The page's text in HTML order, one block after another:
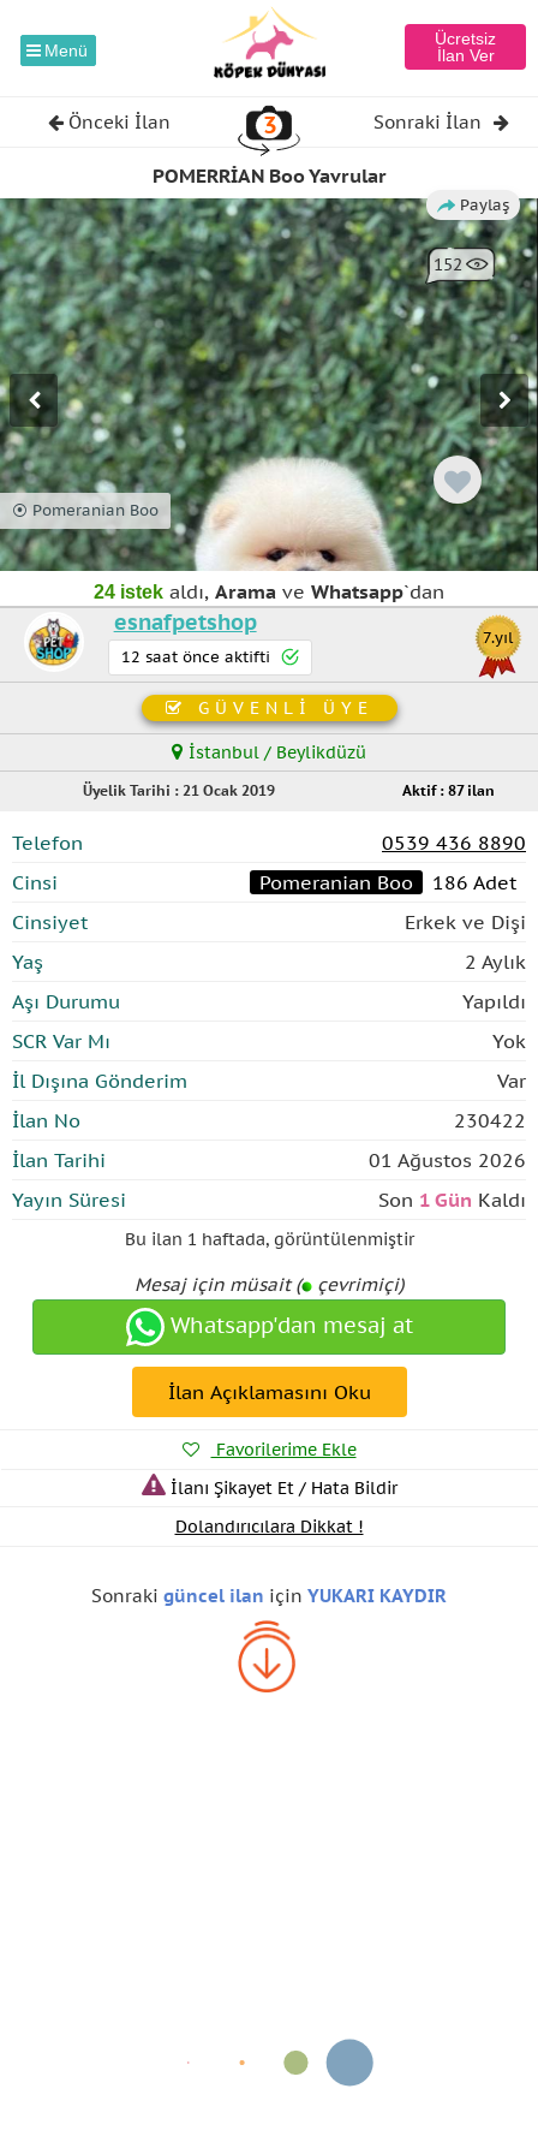
Menü
Ücretsiz
İlan Ver
Önceki İlan 3 Sonraki İlan
POMERRİAN Boo Yavrular
Paylaş
152
⦿ Pomeranian Boo
24 istek aldı, Arama ve Whatsapp`dan
7.yıl
esnafpetshop
12 saat önce aktifti
GÜVENLİ ÜYE
İstanbul / Beylikdüzü
Üyelik Tarihi : 21 Ocak 2019 Aktif : 87 ilan
Telefon
0539 436 8890
Cinsi
Pomeranian Boo
186 Adet
Cinsiyet
Erkek ve Dişi
Yaş
2 Aylık
Aşı Durumu
Yapıldı
SCR Var Mı
Yok
İl Dışına Gönderim
Var
İlan No
230422
İlan Tarihi
01 Ağustos 2026
Yayın Süresi
Son 1 Gün Kaldı
Bu ilan 1 haftada, görüntülenmiştir
Mesaj için müsait ( çevrimiçi)
Whatsapp'dan mesaj at
İlan Açıklamasını Oku
Favorilerime Ekle
İlanı Şikayet Et / Hata Bildir
Dolandırıcılara Dikkat !
Sonraki güncel ilan için YUKARI KAYDIR